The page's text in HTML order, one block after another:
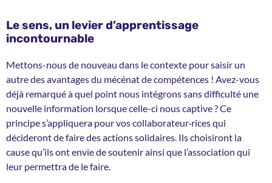
Le sens, un levier d’apprentissage
incontournable
Mettons-nous de nouveau dans le contexte pour saisir un
autre des avantages du mécénat de compétences ! Avez-vous
déjà remarqué à quel point nous intégrons sans difficulté une
nouvelle information lorsque celle-ci nous captive ? Ce
principe s’appliquera pour vos collaborateur·rices qui
décideront de faire des actions solidaires. Ils choisiront la
cause qu’ils ont envie de soutenir ainsi que l’association qui
leur permettra de le faire.